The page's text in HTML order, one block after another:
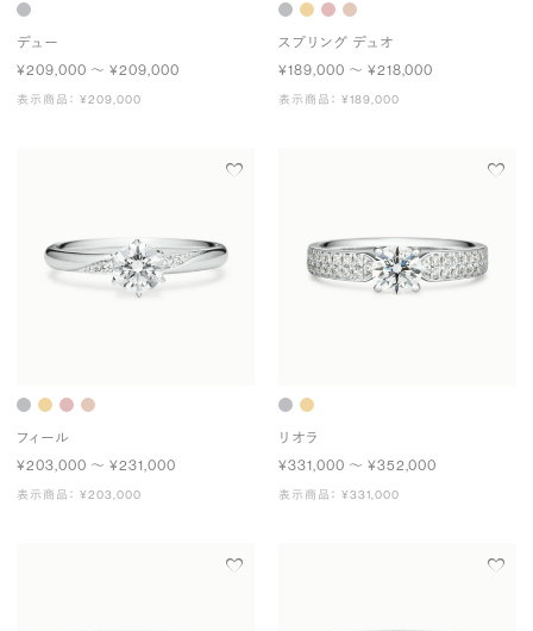
デュー
¥209,000 〜 ¥209,000
表示商品： ¥209,000
スプリング デュオ
¥189,000 〜 ¥218,000
表示商品： ¥189,000
フィール
¥203,000 〜 ¥231,000
表示商品： ¥203,000
リオラ
¥331,000 〜 ¥352,000
表示商品： ¥331,000